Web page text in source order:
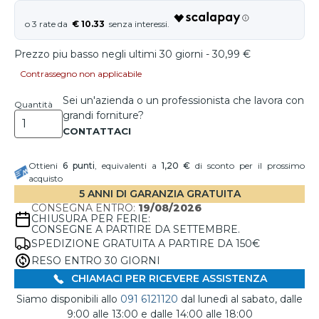
€ 10.33
Prezzo piu basso negli ultimi 30 giorni - 30,99 €
Contrassegno non applicabile
Quantità
Sei un'azienda o un professionista che lavora con
grandi forniture?
Ottieni 6punti, equivalenti a 1,20 € di sconto per il prossimo
acquisto
5 ANNI DI GARANZIA GRATUITA
CONSEGNA ENTRO: 19/08/2026
CHIUSURA PER FERIE:
CONSEGNE A PARTIRE DA SETTEMBRE.
SPEDIZIONE GRATUITA A PARTIRE DA 150€
RESO ENTRO 30 GIORNI
CHIAMACI PER RICEVERE ASSISTENZA
Siamo disponibili allo 091 6121120 dal lunedì al sabato, dalle
9:00 alle 13:00 e dalle 14:00 alle 18:00